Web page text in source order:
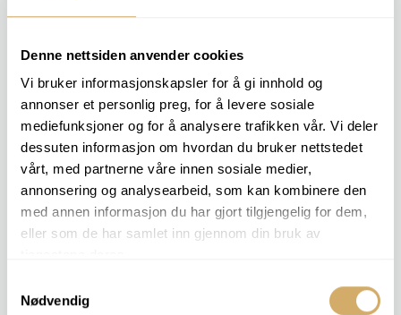
Denne nettsiden anvender cookies
Vi bruker informasjonskapsler for å gi innhold og
annonser et personlig preg, for å levere sosiale
mediefunksjoner og for å analysere trafikken vår. Vi deler
dessuten informasjon om hvordan du bruker nettstedet
vårt, med partnerne våre innen sosiale medier,
annonsering og analysearbeid, som kan kombinere den
med annen informasjon du har gjort tilgjengelig for dem,
eller som de har samlet inn gjennom din bruk av
Nødvendig
El cliente obtiene información sobre la calidad de la
hollín en suspensión y si son necesarios cambios de
aceite más frecuentes.
PAQUETES DE ANÁLISIS RELEVANTES
MOTOR 1
MOTOR 2
Contenido de hollín